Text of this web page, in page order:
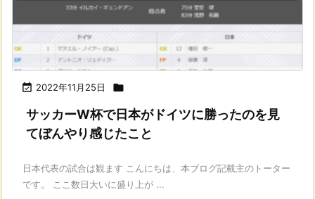
 2022年11月25日 
サッカーW杯で日本がドイツに勝ったのを見
てぼんやり感じたこと
日本代表の試合は観ます こんにちは、本ブログ記載主のトーター
です。 ここ数日大いに盛り上が ...